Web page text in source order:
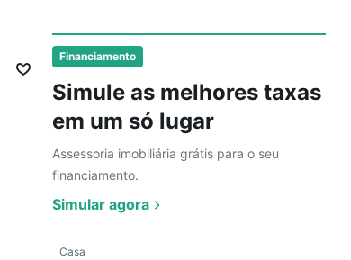
Financiamento
Simule as melhores taxas
em um só lugar
Assessoria imobiliária grátis para o seu
financiamento.
Simular agora
Ver
Casa